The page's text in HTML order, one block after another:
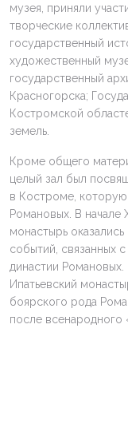
музея, приняли
творческие
государственный
художественный
государственный
Красногорска;
Костромской
земель.
Кроме общего
целый зал был
в Костроме,
Романовых. В начале
монастырь
событий, связанных
династии Романовых.
Ипатьевский
боярского рода
после всенародного